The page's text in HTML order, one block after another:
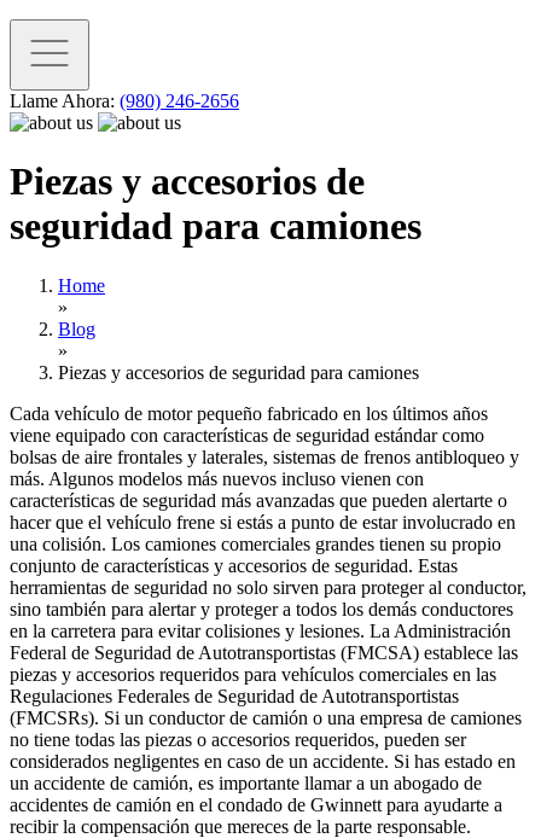
Llame Ahora: (980) 246-2656
Piezas y accesorios de
seguridad para camiones
Home
»
Blog
»
Piezas y accesorios de seguridad para camiones
Cada vehículo de motor pequeño fabricado en los últimos años
viene equipado con características de seguridad estándar como
bolsas de aire frontales y laterales, sistemas de frenos antibloqueo y
más. Algunos modelos más nuevos incluso vienen con
características de seguridad más avanzadas que pueden alertarte o
hacer que el vehículo frene si estás a punto de estar involucrado en
una colisión. Los camiones comerciales grandes tienen su propio
conjunto de características y accesorios de seguridad. Estas
herramientas de seguridad no solo sirven para proteger al conductor,
sino también para alertar y proteger a todos los demás conductores
en la carretera para evitar colisiones y lesiones. La Administración
Federal de Seguridad de Autotransportistas (FMCSA) establece las
piezas y accesorios requeridos para vehículos comerciales en las
Regulaciones Federales de Seguridad de Autotransportistas
(FMCSRs). Si un conductor de camión o una empresa de camiones
no tiene todas las piezas o accesorios requeridos, pueden ser
considerados negligentes en caso de un accidente. Si has estado en
un accidente de camión, es importante llamar a un abogado de
accidentes de camión en el condado de Gwinnett para ayudarte a
recibir la compensación que mereces de la parte responsable.